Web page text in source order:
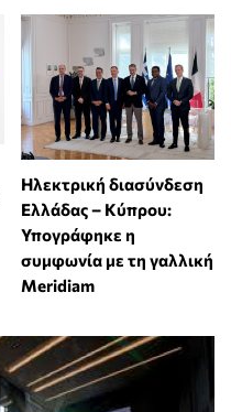
Ηλεκτρική διασύνδεση
Ελλάδας – Κύπρου:
Υπογράφηκε η
συμφωνία με τη γαλλική
Meridiam